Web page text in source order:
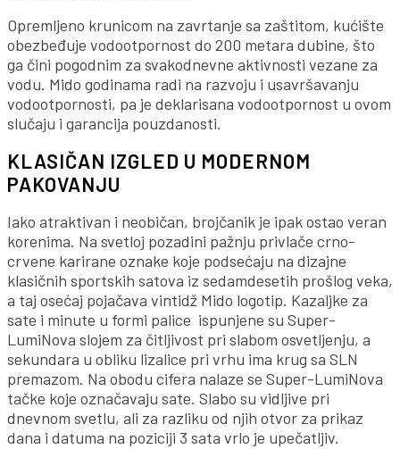
Opremljeno krunicom na zavrtanje sa zaštitom, kućište
obezbeđuje vodootpornost do 200 metara dubine, što
ga čini pogodnim za svakodnevne aktivnosti vezane za
vodu. Mido godinama radi na razvoju i usavršavanju
vodootpornosti, pa je deklarisana vodootpornost u ovom
slučaju i garancija pouzdanosti.
KLASIČAN IZGLED U MODERNOM
PAKOVANJU
Iako atraktivan i neobičan, brojčanik je ipak ostao veran
korenima. Na svetloj pozadini pažnju privlače crno-
crvene karirane oznake koje podsećaju na dizajne
klasičnih sportskih satova iz sedamdesetih prošlog veka,
a taj osećaj pojačava vintidž Mido logotip. Kazaljke za
sate i minute u formi palice ispunjene su Super-
LumiNova slojem za čitljivost pri slabom osvetljenju, a
sekundara u obliku lizalice pri vrhu ima krug sa SLN
premazom. Na obodu cifera nalaze se Super-LumiNova
tačke koje označavaju sate. Slabo su vidljive pri
dnevnom svetlu, ali za razliku od njih otvor za prikaz
dana i datuma na poziciji 3 sata vrlo je upečatljiv.